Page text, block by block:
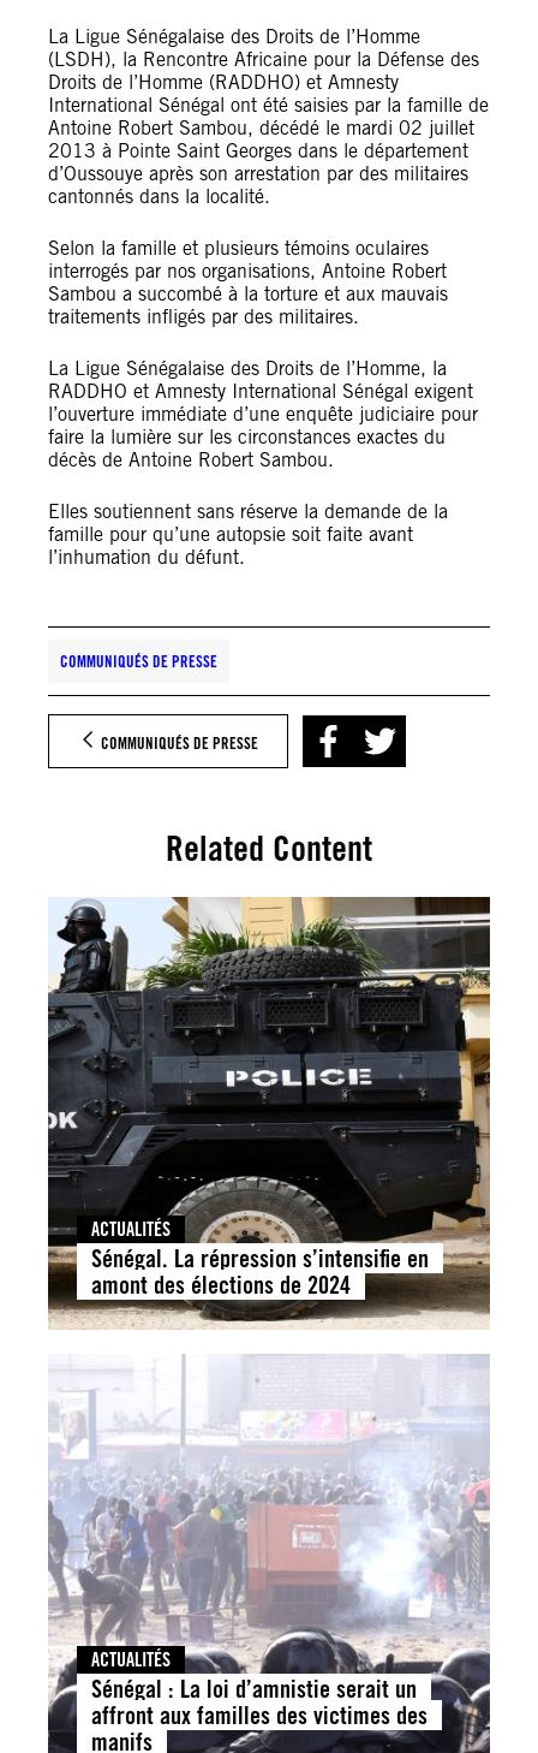
La Ligue Sénégalaise des Droits de l’Homme
(LSDH), la Rencontre Africaine pour la Défense des
Droits de l’Homme (RADDHO) et Amnesty
International Sénégal ont été saisies par la famille de
Antoine Robert Sambou, décédé le mardi 02 juillet
2013 à Pointe Saint Georges dans le département
d’Oussouye après son arrestation par des militaires
cantonnés dans la localité.
Selon la famille et plusieurs témoins oculaires
interrogés par nos organisations, Antoine Robert
Sambou a succombé à la torture et aux mauvais
traitements infligés par des militaires.
La Ligue Sénégalaise des Droits de l’Homme, la
RADDHO et Amnesty International Sénégal exigent
l’ouverture immédiate d’une enquête judiciaire pour
faire la lumière sur les circonstances exactes du
décès de Antoine Robert Sambou.
Elles soutiennent sans réserve la demande de la
famille pour qu’une autopsie soit faite avant
l’inhumation du défunt.
COMMUNIQUÉS DE PRESSE
COMMUNIQUÉS DE PRESSE
Related Content
ACTUALITÉS
Sénégal. La répression s’intensifie en
amont des élections de 2024
ACTUALITÉS
Sénégal : La loi d’amnistie serait un
affront aux familles des victimes des
manifs